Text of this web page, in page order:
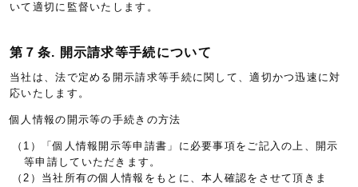
いて適切に監督いたします。
第７条. 開示請求等手続について
当社は、法で定める開示請求等手続に関して、適切かつ迅速に対
応いたします。
個人情報の開示等の手続きの方法
（1）「個人情報開示等申請書」に必要事項をご記入の上、開示
等申請していただきます。
（2）当社所有の個人情報をもとに、本人確認をさせて頂きま